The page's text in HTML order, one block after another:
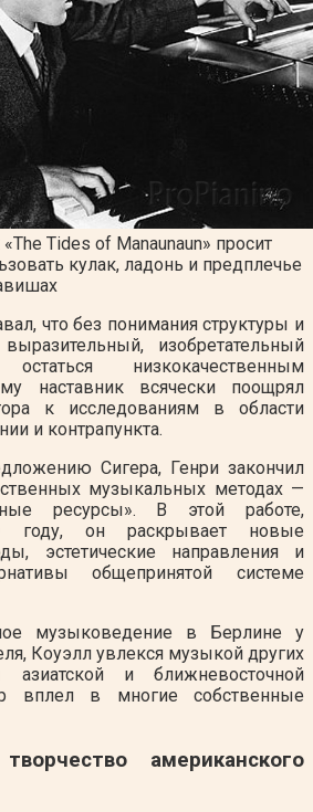
Tides of Manaunaun» просит
кулак, ладонь и предплечье
что без понимания структуры и
изобретательный
низкокачественным
наставник всячески поощрял
к исследованиям в области
и контрапункта.
Сигера, Генри закончил
музыкальных методах —
ресурсы». В этой работе,
году, он раскрывает новые
эстетические направления и
общепринятой системе
музыковедение в Берлине у
Коуэлл увлекся музыкой других
азиатской и ближневосточной
вплел в многие собственные
американского